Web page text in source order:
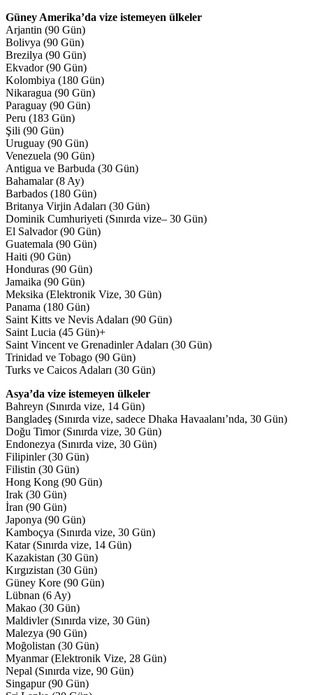
Güney Amerika’da vize istemeyen ülkeler
Arjantin (90 Gün)
Bolivya (90 Gün)
Brezilya (90 Gün)
Ekvador (90 Gün)
Kolombiya (180 Gün)
Nikaragua (90 Gün)
Paraguay (90 Gün)
Peru (183 Gün)
Şili (90 Gün)
Uruguay (90 Gün)
Venezuela (90 Gün)
Antigua ve Barbuda (30 Gün)
Bahamalar (8 Ay)
Barbados (180 Gün)
Britanya Virjin Adaları (30 Gün)
Dominik Cumhuriyeti (Sınırda vize– 30 Gün)
El Salvador (90 Gün)
Guatemala (90 Gün)
Haiti (90 Gün)
Honduras (90 Gün)
Jamaika (90 Gün)
Meksika (Elektronik Vize, 30 Gün)
Panama (180 Gün)
Saint Kitts ve Nevis Adaları (90 Gün)
Saint Lucia (45 Gün)+
Saint Vincent ve Grenadinler Adaları (30 Gün)
Trinidad ve Tobago (90 Gün)
Turks ve Caicos Adaları (30 Gün)
Asya’da vize istemeyen ülkeler
Bahreyn (Sınırda vize, 14 Gün)
Bangladeş (Sınırda vize, sadece Dhaka Havaalanı’nda, 30 Gün)
Doğu Timor (Sınırda vize, 30 Gün)
Endonezya (Sınırda vize, 30 Gün)
Filipinler (30 Gün)
Filistin (30 Gün)
Hong Kong (90 Gün)
Irak (30 Gün)
İran (90 Gün)
Japonya (90 Gün)
Kamboçya (Sınırda vize, 30 Gün)
Katar (Sınırda vize, 14 Gün)
Kazakistan (30 Gün)
Kırgızistan (30 Gün)
Güney Kore (90 Gün)
Lübnan (6 Ay)
Makao (30 Gün)
Maldivler (Sınırda vize, 30 Gün)
Malezya (90 Gün)
Moğolistan (30 Gün)
Myanmar (Elektronik Vize, 28 Gün)
Nepal (Sınırda vize, 90 Gün)
Singapur (90 Gün)